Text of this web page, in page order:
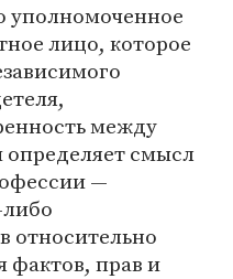
уполномоченное
лицо, которое
между
смысл
—
относительно
фактов, прав и